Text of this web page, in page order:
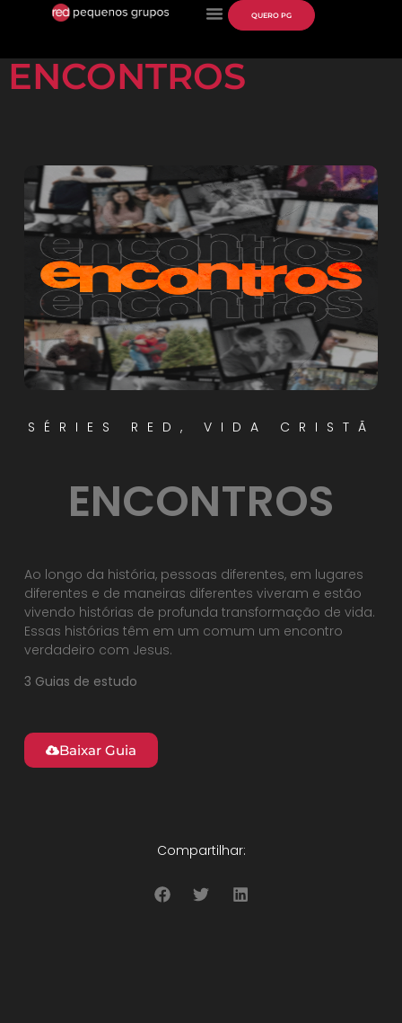
QUERO PG
ENCONTROS
SÉRIES RED , VIDA CRISTÃ
ENCONTROS
Ao longo da história, pessoas diferentes, em lugares
diferentes e de maneiras diferentes viveram e estão
vivendo histórias de profunda transformação de vida.
Essas histórias têm em um comum um encontro
verdadeiro com Jesus.
3 Guias de estudo
Baixar Guia
Compartilhar: